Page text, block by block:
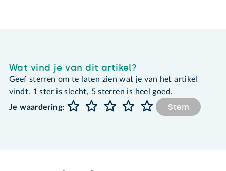
Wat vind je van dit artikel?
Geef sterren om te laten zien wat je van het artikel
vindt. 1 ster is slecht, 5 sterren is heel goed.
Je waardering:
Stem